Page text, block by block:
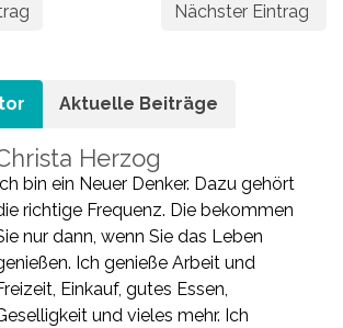
Nächster Eintrag
Aktuelle Beiträge
Herzog
Ich bin ein Neuer Denker. Dazu gehört
richtige Frequenz. Die bekommen
nur dann, wenn Sie das Leben
Ich genieße Arbeit und
Einkauf, gutes Essen,
und vieles mehr. Ich